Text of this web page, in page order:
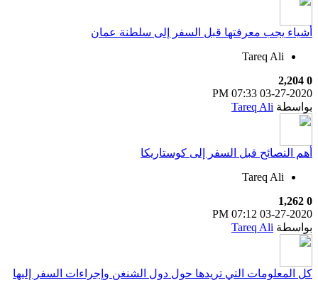
أشياء يجب معرفتها قبل السفر إلى سلطنة عمان
Tareq Ali
0
2,204
03-27-2020
07:33 PM
بواسطة Tareq Ali
أهم النصائح قبل السفر إلى كوستاريكا
Tareq Ali
0
1,262
03-27-2020
07:12 PM
بواسطة Tareq Ali
كل المعلومات التي تريدها حول دول الشنغن وإجراءات السفر إليها